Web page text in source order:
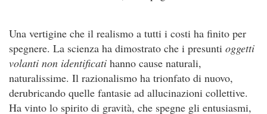
Una vertigine che il realismo a tutti i costi ha finito per
spegnere. La scienza ha dimostrato che i presunti oggetti
volanti non identificati hanno cause naturali,
naturalissime. Il razionalismo ha trionfato di nuovo,
derubricando quelle fantasie ad allucinazioni collettive.
Ha vinto lo spirito di gravità, che spegne gli entusiasmi,